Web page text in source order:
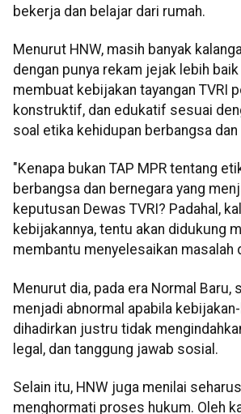
bekerja dan belajar dari rumah.
Menurut HNW, masih banyak
dengan punya rekam jejak lebih
membuat kebijakan tayangan TVRI
konstruktif, dan edukatif sesuai
soal etika kehidupan berbangsa dan
"Kenapa bukan TAP MPR tentang
berbangsa dan bernegara yang
keputusan Dewas TVRI? Padahal,
kebijakannya, tentu akan didukung
membantu menyelesaikan masalah
Menurut dia, pada era Normal Baru,
menjadi abnormal apabila
dihadirkan justru tidak
legal, dan tanggung jawab sosial.
Selain itu, HNW juga menilai
menghormati proses hukum. Oleh